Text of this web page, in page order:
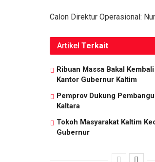
Calon Direktur Operasional:
Artikel Terkait
Ribuan Massa Bakal
Kantor Gubernur Kaltim
Pemprov Dukung
Kaltara
Tokoh Masyarakat Kaltim
Gubernur